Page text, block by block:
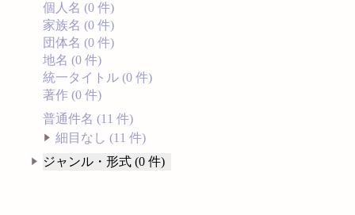
個人名 (0 件)
家族名 (0 件)
団体名 (0 件)
地名 (0 件)
統一タイトル (0 件)
著作 (0 件)
普通件名 (11 件)
細目なし (11 件)
ジャンル・形式 (0 件)